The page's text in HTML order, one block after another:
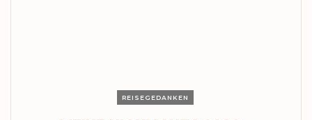
REISEGEDANKEN